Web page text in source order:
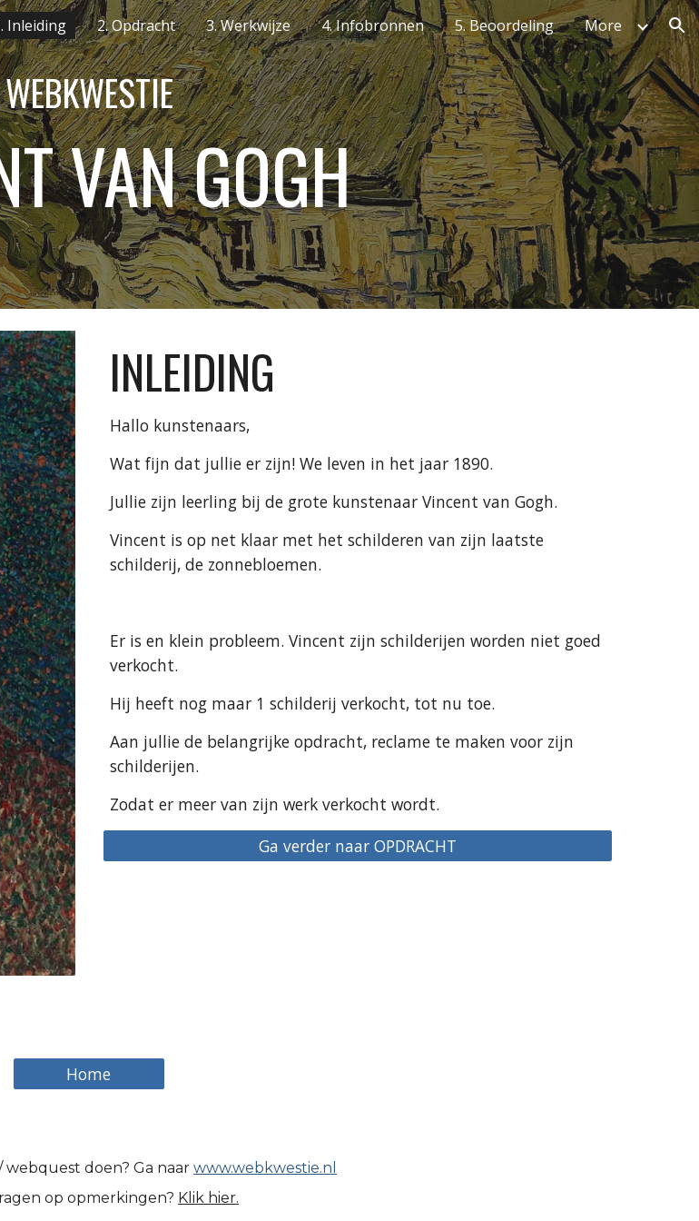
Skip to navigation
Inleiding 2. Opdracht 3. Werkwijze 4. Infobronnen 5. Beoordeling More
WEBKWESTIE
VAN GOGH
INLEIDING
Hallo kunstenaars,
Wat fijn dat jullie er zijn! We leven in het jaar 1890.
Jullie zijn leerling bij de grote kunstenaar Vincent van Gogh.
Vincent is op net klaar met het schilderen van zijn laatste
schilderij, de zonnebloemen.
Er is en klein probleem. Vincent zijn schilderijen worden niet goed
verkocht.
Hij heeft nog maar 1 schilderij verkocht, tot nu toe.
Aan jullie de belangrijke opdracht, reclame te maken voor zijn
schilderijen.
Zodat er meer van zijn werk verkocht wordt.
Ga verder naar OPDRACHT
Home
doen? Ga naar www.webkwestie.nl
op opmerkingen? Klik hier.